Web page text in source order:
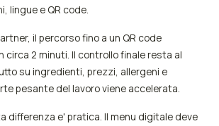
lingue e QR code.
il percorso fino a un QR code
circa 2 minuti. Il controllo finale resta al
su ingredienti, prezzi, allergeni e
pesante del lavoro viene accelerata.
differenza e' pratica. Il menu digitale deve